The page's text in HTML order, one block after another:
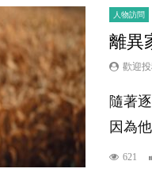
人物訪問
離異
歡迎
隨著
因為
621